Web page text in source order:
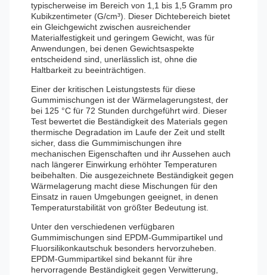
typischerweise im Bereich von 1,1 bis 1,5 Gramm pro
Kubikzentimeter (G/cm³). Dieser Dichtebereich bietet
ein Gleichgewicht zwischen ausreichender
Materialfestigkeit und geringem Gewicht, was für
Anwendungen, bei denen Gewichtsaspekte
entscheidend sind, unerlässlich ist, ohne die
Haltbarkeit zu beeinträchtigen.
Einer der kritischen Leistungstests für diese
Gummimischungen ist der Wärmelagerungstest, der
bei 125 °C für 72 Stunden durchgeführt wird. Dieser
Test bewertet die Beständigkeit des Materials gegen
thermische Degradation im Laufe der Zeit und stellt
sicher, dass die Gummimischungen ihre
mechanischen Eigenschaften und ihr Aussehen auch
nach längerer Einwirkung erhöhter Temperaturen
beibehalten. Die ausgezeichnete Beständigkeit gegen
Wärmelagerung macht diese Mischungen für den
Einsatz in rauen Umgebungen geeignet, in denen
Temperaturstabilität von größter Bedeutung ist.
Unter den verschiedenen verfügbaren
Gummimischungen sind EPDM-Gummipartikel und
Fluorsilikonkautschuk besonders hervorzuheben.
EPDM-Gummipartikel sind bekannt für ihre
hervorragende Beständigkeit gegen Verwitterung,